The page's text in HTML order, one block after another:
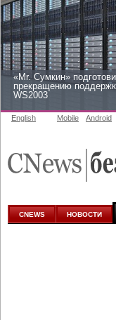
«Mr. Сумкин»
прекращению
WS2003
аналитике
English Mobile Android
CNEWS НОВОСТИ